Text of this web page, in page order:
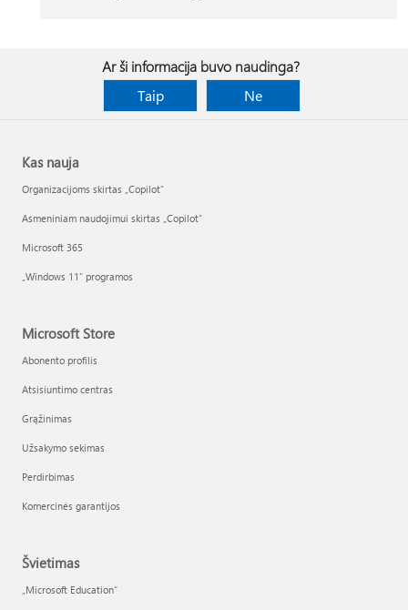
Ar ši informacija buvo naudinga?
Taip
Ne
Kas nauja
Organizacijoms skirtas „Copilot“
Asmeniniam naudojimui skirtas „Copilot“
Microsoft 365
„Windows 11“ programos
Microsoft Store
Abonento profilis
Atsisiuntimo centras
Grąžinimas
Užsakymo sekimas
Perdirbimas
Komercinės garantijos
Švietimas
„Microsoft Education“